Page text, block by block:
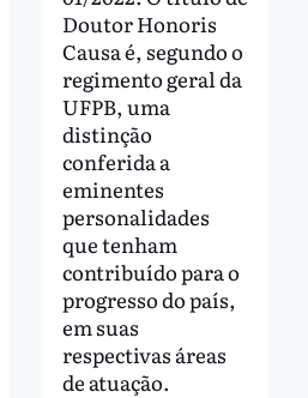
Doutor Honoris
Causa é, segundo o
regimento geral da
UFPB, uma
distinção
conferida a
eminentes
personalidades
que tenham
contribuído para o
progresso do país,
em suas
respectivas áreas
de atuação.